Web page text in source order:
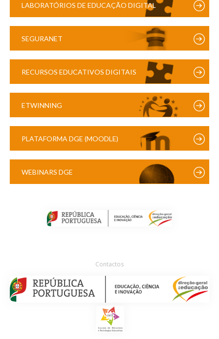
LABORATÓRIOS DE EDUCAÇÃO DIGITAL
SEGURANET
RECURSOS EDUCATIVOS DIGITAIS
ETWINNING
PLATAFORMA DGE (MOODLE)
WEBINARS DGE
Contactos